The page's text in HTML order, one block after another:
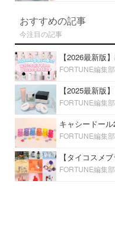
おすすめの記事
今注目の記事
FORTUNE編集部
FORTUNE編集部
FORTUNE編集部
FORTUNE編集部